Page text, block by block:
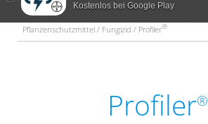
Kostenlos bei Google Play
Pflanzenschutzmittel / Fungizid / Profiler®
Profiler®